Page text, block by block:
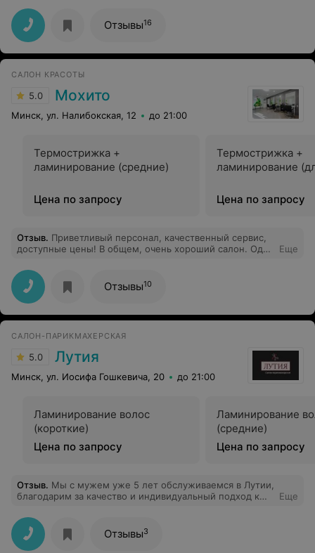
понравились. Сейчас записываюсь и не спрашиваю кто
мастер. Спасибо девочки,за работу,за улыбки и за
вкусный кофе.
Отзывы16
САЛОН КРАСОТЫ
5.0 Мохито
Минск, ул. Налибокская, 12 до 21:00
Термострижка +
ламинирование (средние)
Цена по запросу
Термострижка +
ламинирование
Цена по запросу
Отзыв. Приветливый персонал, качественный сервис,
доступные цены! В общем, очень хороший салон. Один
Еще
Отзывы10
САЛОН-ПАРИКМАХЕРСКАЯ
5.0 Лутия
Минск, ул. Иосифа Гошкевича, 20 до 21:00
Ламинирование волос
(короткие)
Цена по запросу
Ламинирование
(средние)
Цена по запросу
Отзыв. Мы с мужем уже 5 лет обслуживаемся в Лутии,
благодарим за качество и индивидуальный подход к
скидки или акции.Большое спасибо!
Еще
Отзывы3